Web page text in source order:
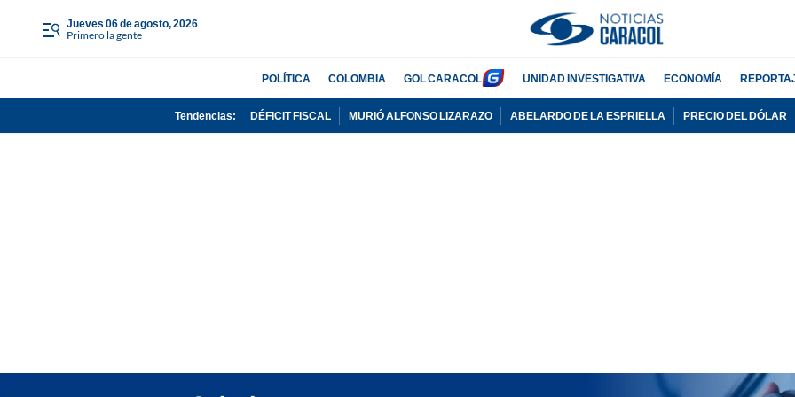
jueves 06 de agosto, 2026
Primero la gente
POLÍTICA COLOMBIA GOL CARACOL UNIDAD INVESTIGATIVA ECONOMÍA
Tendencias: DÉFICIT FISCAL MURIÓ ALFONSO LIZARAZO ABELARDO DE LA ESPRIELLA PRECIO DEL DÓLAR